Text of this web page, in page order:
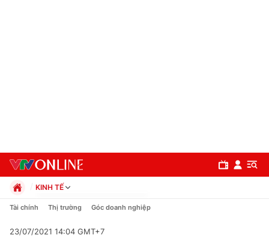
KINH TẾ
Chính trị
Pháp luật
Tài chính Thị trường Góc doanh nghiệp
23/07/2021 14:04 GMT+7